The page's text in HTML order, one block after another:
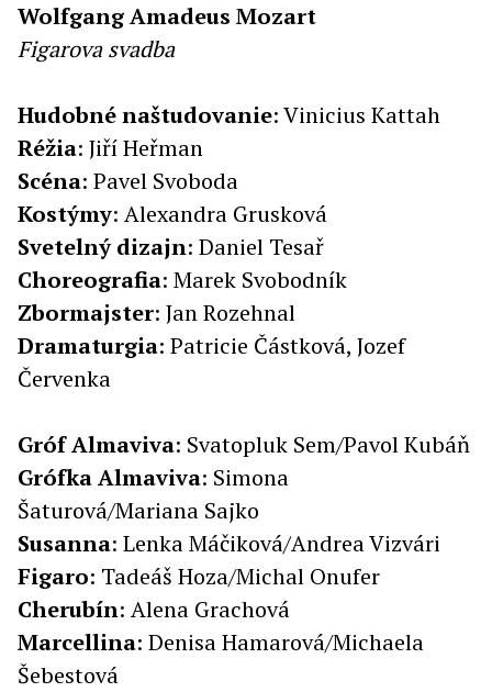
Wolfgang Amadeus Mozart
Figarova svadba
Hudobné naštudovanie: Vinicius Kattah
Réžia: Jiří Heřman
Scéna: Pavel Svoboda
Kostýmy: Alexandra Grusková
Svetelný dizajn: Daniel Tesař
Choreografia: Marek Svobodník
Zbormajster: Jan Rozehnal
Dramaturgia: Patricie Částková, Jozef
Červenka
GrófAlmaviva: Svatopluk Sem/Pavol Kubáň
GrófkaAlmaviva: Simona
Šaturová/Mariana Sajko
Susanna: Lenka Máčiková/Andrea Vizvári
Figaro: Tadeáš Hoza/Michal Onufer
Cherubín: Alena Grachová
Marcellina: Denisa Hamarová/Michaela
Šebestová